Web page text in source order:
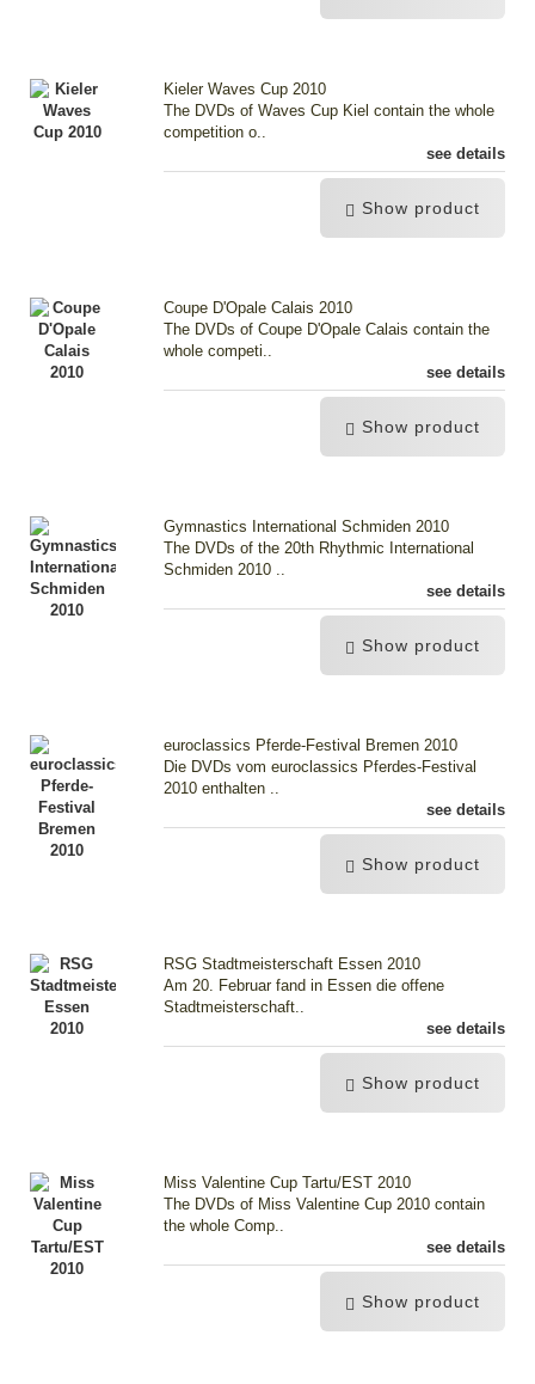
Kieler Waves Cup 2010
The DVDs of Waves Cup Kiel contain the whole
competition o..
see details
Show product
Coupe D'Opale Calais 2010
The DVDs of Coupe D'Opale Calais contain the
whole competi..
see details
Show product
Gymnastics International Schmiden 2010
The DVDs of the 20th Rhythmic International
Schmiden 2010 ..
see details
Show product
euroclassics Pferde-Festival Bremen 2010
Die DVDs vom euroclassics Pferdes-Festival
2010 enthalten ..
see details
Show product
RSG Stadtmeisterschaft Essen 2010
Am 20. Februar fand in Essen die offene
Stadtmeisterschaft..
see details
Show product
Miss Valentine Cup Tartu/EST 2010
The DVDs of Miss Valentine Cup 2010 contain
the whole Comp..
see details
Show product